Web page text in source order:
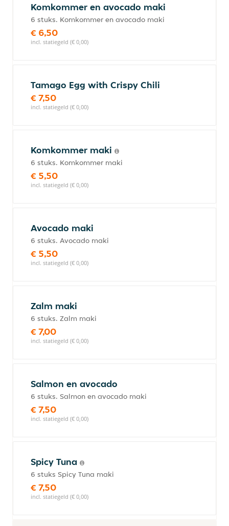
Komkommer en avocado maki
6 stuks. Komkommer en avocado maki
€ 6,50
incl. statiegeld (€ 0,00)
Tamago Egg with Crispy Chili
€ 7,50
incl. statiegeld (€ 0,00)
Komkommer maki
6 stuks. Komkommer maki
€ 5,50
incl. statiegeld (€ 0,00)
Avocado maki
6 stuks. Avocado maki
€ 5,50
incl. statiegeld (€ 0,00)
Zalm maki
6 stuks. Zalm maki
€ 7,00
incl. statiegeld (€ 0,00)
Salmon en avocado
6 stuks. Salmon en avocado maki
€ 7,50
incl. statiegeld (€ 0,00)
Spicy Tuna
6 stuks Spicy Tuna maki
€ 7,50
incl. statiegeld (€ 0,00)